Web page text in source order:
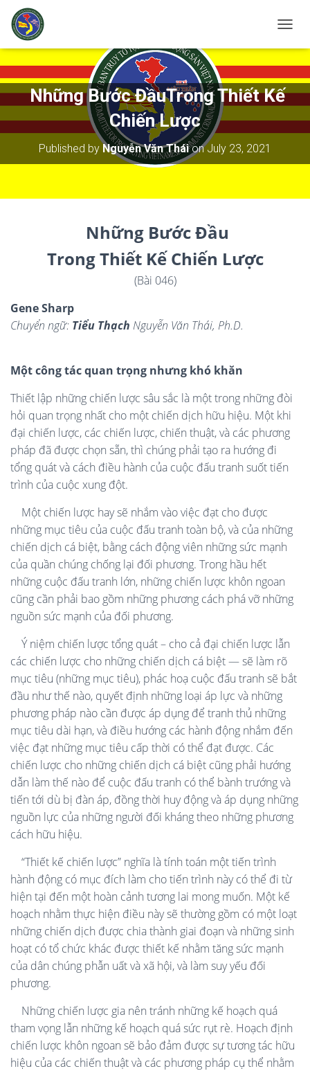
O
L
E
G
Những Bước ĐầuTrong Thiết Kế
Chiến Lược
Published by Nguyễn Văn TháionJuly 23, 2021
Những Bước Đầu
Trong Thiết KếChiến Lược
(Bài 046)
Gene Sharp
Chuyển ngữ: Tiểu Thạch Nguyễn Văn Thái, Ph.D.
Một công tác quan trọng nhưng khó khăn
Thiết lập những chiến lược sâu sắc là một trong những đòi
hỏi quan trọng nhất cho một chiến dịch hữu hiệu. Một khi
đại chiến lược, các chiến lược, chiến thuật, và các phương
pháp đã được chọn sẵn, thì chúng phải tạo ra hướng đi
tổng quát và cách điều hành của cuộc đấu tranh suốt tiến
trình của cuộc xung đột.
Một chiến lược hay sẽ nhắm vào việc đạt cho được
những mục tiêu của cuộc đấu tranh toàn bộ, và của những
chiến dịch cá biệt, bằng cách động viên những sức mạnh
của quần chúng chống lại đối phương. Trong hầu hết
những cuộc đấu tranh lớn, những chiến lược khôn ngoan
cũng cần phải bao gồm những phương cách phá vỡ những
nguồn sức mạnh của đối phương.
Ý niệm chiến lược tổng quát – cho cả đại chiến lược lẫn
các chiến lược cho những chiến dịch cá biệt — sẽ làm rõ
mục tiêu (những mục tiêu), phác hoạ cuộc đấu tranh sẽ bắt
đầu như thế nào, quyết định những loại áp lực và những
phương pháp nào cần được áp dụng để tranh thủ những
mục tiêu dài hạn, và điều hướng các hành động nhắm đến
việc đạt những mục tiêu cấp thời có thể đạt được. Các
chiến lược cho những chiến dịch cá biệt cũng phải hướng
dẫn làm thế nào để cuộc đấu tranh có thể bành trướng và
tiến tới dù bị đàn áp, đồng thời huy động và áp dụng những
nguồn lực của những người đối kháng theo những phương
cách hữu hiệu.
“Thiết kế chiến lược” nghĩa là tính toán một tiến trình
hành động có mục đích làm cho tiến trình này có thể đi từ
hiện tại đến một hoàn cảnh tương lai mong muốn. Một kế
hoạch nhằm thực hiện điều này sẽ thường gồm có một loạt
những chiến dịch được chia thành giai đoạn và những sinh
hoạt có tổ chức khác được thiết kế nhằm tăng sức mạnh
của dân chúng phẫn uất và xã hội, và làm suy yếu đối
phương.
Những chiến lược gia nên tránh những kế hoạch quá
tham vọng lẫn những kế hoạch quá sức rụt rè. Hoạch định
chiến lược khôn ngoan sẽ bảo đảm được sự tương tác hữu
hiệu của các chiến thuật và các phương pháp cụ thể nhằm